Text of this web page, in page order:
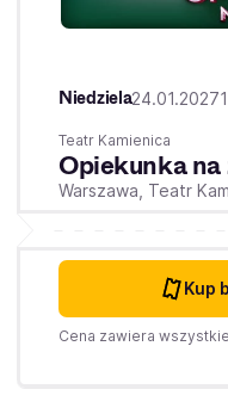
Niedziela24.01.2027
Teatr Kamienica
Opiekunka na
Warszawa, Teatr
Kup
Cena zawiera